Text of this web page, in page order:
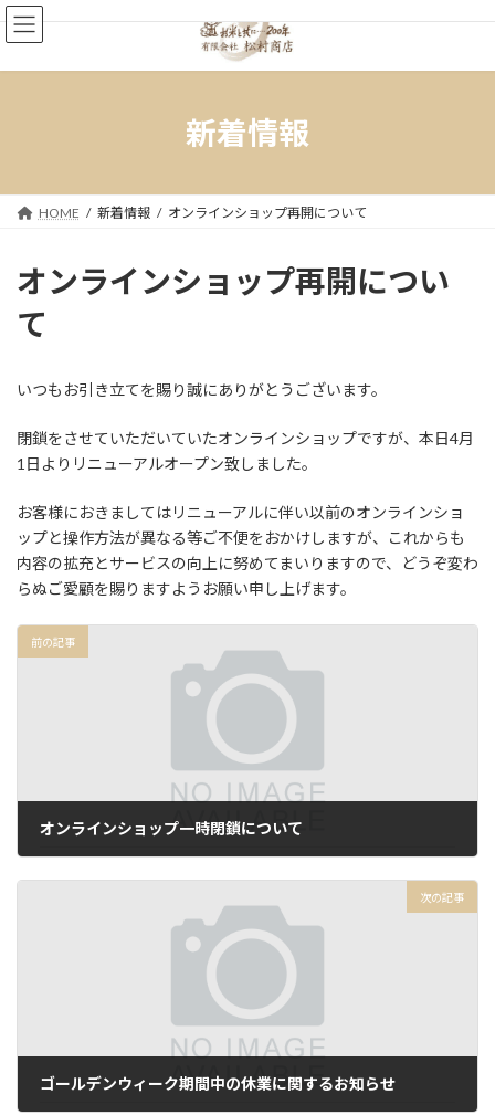
コ
ン
ン
ナ
ビ
ー
新着情報
HOME 新着情報 オンラインショップ再開について
オンラインショップ再開につい
て
いつもお引き立てを賜り誠にありがとうございます。
閉鎖をさせていただいていたオンラインショップですが、本日4月
1日よりリニューアルオープン致しました。
お客様におきましてはリニューアルに伴い以前のオンラインショ
ップと操作方法が異なる等ご不便をおかけしますが、これからも
内容の拡充とサービスの向上に努めてまいりますので、どうぞ変わ
らぬご愛顧を賜りますようお願い申し上げます。
前の記事
オンラインショップ一時閉鎖について
次の記事
ゴールデンウィーク期間中の休業に関するお知らせ